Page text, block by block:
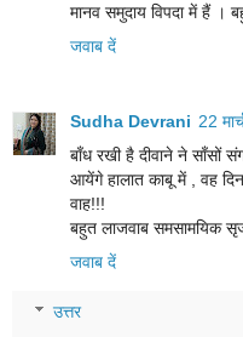
मानव समुदाय विपदा में हैं ।
जवाब दें
Sudha Devrani 22
बाँध रखी है दीवाने ने साँसों
आयेंगे हालात काबू में , वह
वाह!!!
बहुत लाजवाब समसामयिक
जवाब दें
उत्तर